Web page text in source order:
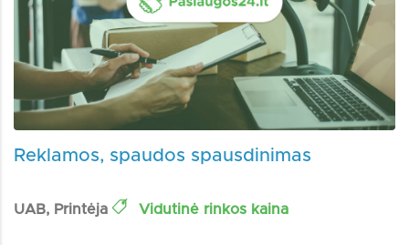
Reklamos, spaudos spausdinimas
UAB, Printėja Vidutinė rinkos kaina